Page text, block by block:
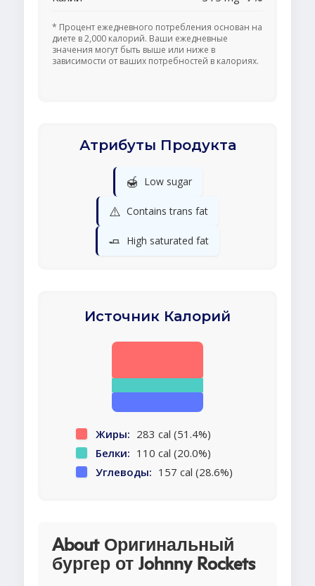
* Процент ежедневного потребления основан на
диете в 2,000 калорий. Ваши ежедневные
значения могут быть выше или ниже в
зависимости от ваших потребностей в калориях.
Атрибуты Продукта
🍯 Low sugar
⚠️ Contains trans fat
🧈 High saturated fat
Источник Калорий
Жиры: 283 cal (51.4%)
Белки: 110 cal (20.0%)
Углеводы: 157 cal (28.6%)
About Оригинальный
бургер от Johnny Rockets